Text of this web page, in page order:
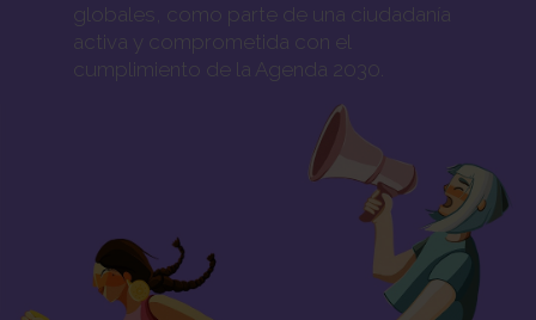
globales, como parte de una ciudadanía
activa y comprometida con el
cumplimiento de la Agenda 2030.